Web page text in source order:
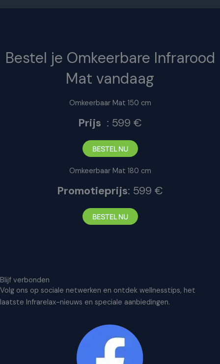
Bestel je Omkeerbare Infrarood
Mat vandaag
Omkeerbaar Mat 150 cm
Prijs : 599 €
BESTEL NU
Omkeerbaar Mat 180 cm
Promotieprijs: 599 €
BESTEL NU
Blijf verbonden
Volg ons op sociale netwerken en ontdek wellnesstips, het
laatste Infrarelax-nieuws en speciale aanbiedingen.